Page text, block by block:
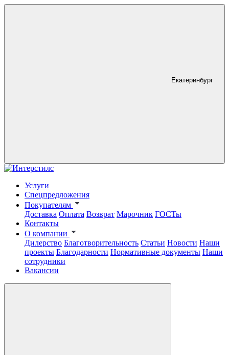
Екатеринбург
Услуги
Спецпредложения
Покупателям
Доставка Оплата Возврат Марочник ГОСТы
Контакты
О компании
Дилерство Благотворительность Статьи Новости Наши
проекты Благодарности Нормативные документы Наши
сотрудники
Вакансии